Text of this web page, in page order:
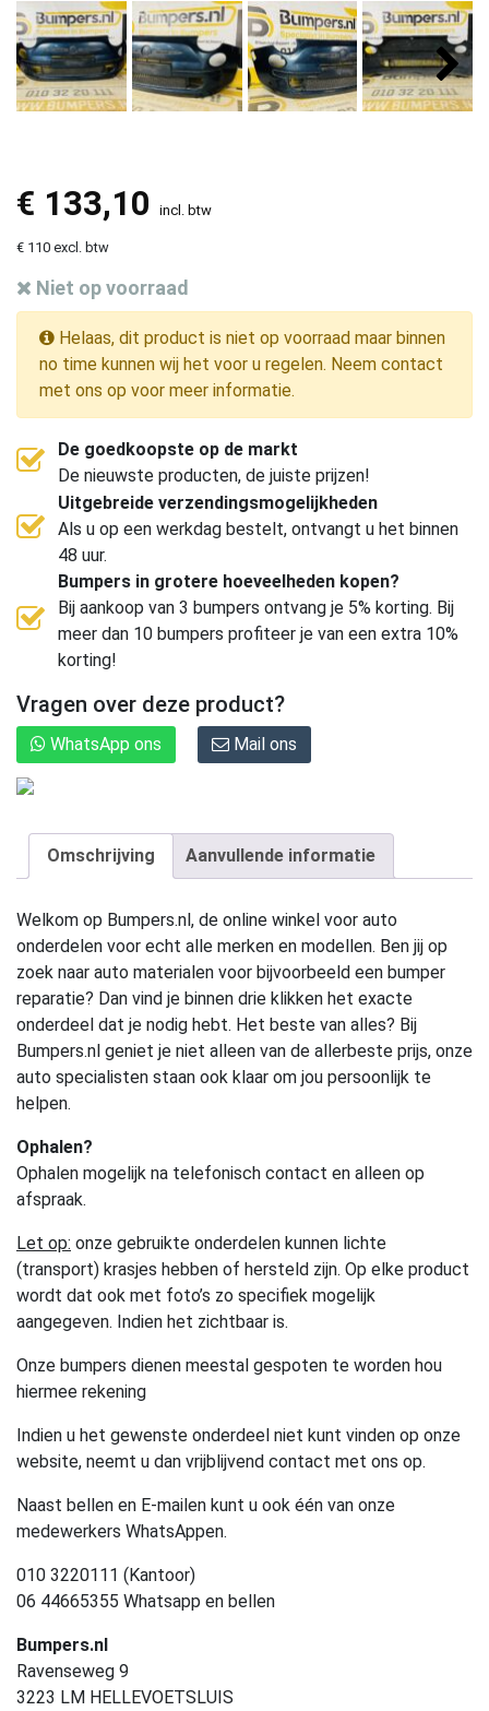
€ 133,10 incl. btw
€ 110 excl. btw
Niet op voorraad
Helaas, dit product is niet op voorraad maar binnen
no time kunnen wij het voor u regelen. Neem contact
met ons op voor meer informatie.
De goedkoopste op de markt
De nieuwste producten, de juiste prijzen!
Uitgebreide verzendingsmogelijkheden
Als u op een werkdag bestelt, ontvangt u het binnen
48 uur.
Bumpers in grotere hoeveelheden kopen?
Bij aankoop van 3 bumpers ontvang je 5% korting. Bij
meer dan 10 bumpers profiteer je van een extra 10%
korting!
Vragen over deze product?
WhatsApp ons Mail ons
Omschrijving Aanvullende informatie
Welkom op Bumpers.nl, de online winkel voor auto
onderdelen voor echt alle merken en modellen. Ben jij op
zoek naar auto materialen voor bijvoorbeeld een bumper
reparatie? Dan vind je binnen drie klikken het exacte
onderdeel dat je nodig hebt. Het beste van alles? Bij
Bumpers.nl geniet je niet alleen van de allerbeste prijs, onze
auto specialisten staan ook klaar om jou persoonlijk te
helpen.
Ophalen?
Ophalen mogelijk na telefonisch contact en alleen op
afspraak.
Let op: onze gebruikte onderdelen kunnen lichte
(transport) krasjes hebben of hersteld zijn. Op elke product
wordt dat ook met foto’s zo specifiek mogelijk
aangegeven. Indien het zichtbaar is.
Onze bumpers dienen meestal gespoten te worden hou
hiermee rekening
Indien u het gewenste onderdeel niet kunt vinden op onze
website, neemt u dan vrijblijvend contact met ons op.
Naast bellen en E-mailen kunt u ook één van onze
medewerkers WhatsAppen.
010 3220111 (Kantoor)
06 44665355 Whatsapp en bellen
Bumpers.nl
Ravenseweg 9
3223 LM HELLEVOETSLUIS